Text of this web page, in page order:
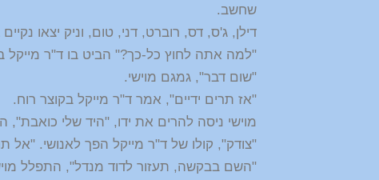
שחשב.
דילן, ג'ס, דס, רוברט, דני, טום, וניק יצאו
"למה אתה לחוץ כל-כך?" הביט בו ד"ר
"שום דבר", גמגם מוישי.
"אז תרים ידיים", אמר ד"ר מייקל בקוצר רוח.
מוישי ניסה להרים את ידו, "היד שלי
"צודק", קולו של ד"ר מייקל הפך לאנושי.
"השם בבקשה, תעזור לדוד מנדל", התפלל